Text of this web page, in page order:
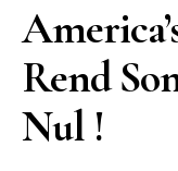
Rend
Nul !